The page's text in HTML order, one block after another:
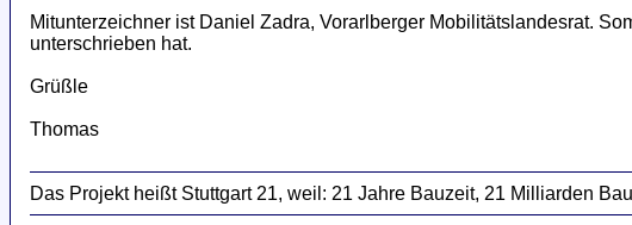
Mitunterzeichner ist Daniel Zadra, Vorarlberger Mobilitätslandesrat.
unterschrieben hat.
Grüßle
Thomas
Das Projekt heißt Stuttgart 21, weil: 21 Jahre Bauzeit, 21 Milliarden